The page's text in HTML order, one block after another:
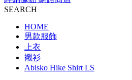
SEARCH
HOME
男款服飾
上衣
襯衫
Abisko Hike Shirt LS